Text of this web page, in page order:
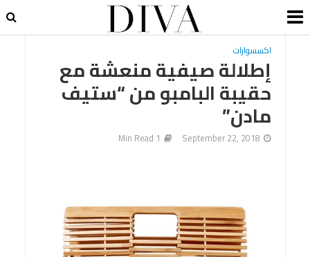
اكسسوارات
إطلالة صيفية منعشة مع
حقيبة البامبو من “ستيف
مادن”
September 22, 2018
1 Min Read